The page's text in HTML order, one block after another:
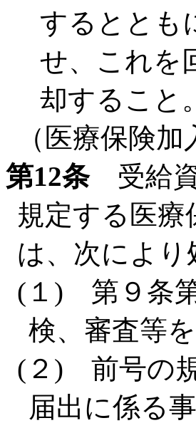
するととも
せ、これを
却すること。
（医療保険
第12条受給資
規定する医
は、次によ
(１) 第９条
検、審査等
(２) 前号の
届出に係る